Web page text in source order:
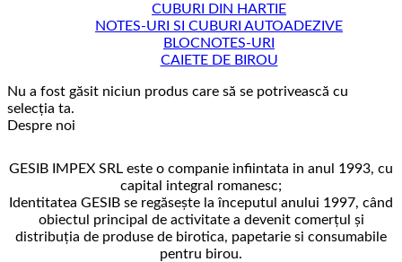
CUBURI DIN HARTIE
NOTES-URI SI CUBURI AUTOADEZIVE
BLOCNOTES-URI
CAIETE DE BIROU
Nu a fost găsit niciun produs care să se potrivească cu
selecția ta.
Despre noi
GESIB IMPEX SRL este o companie infiintata in anul 1993, cu
capital integral romanesc;
Identitatea GESIB se regăseşte la începutul anului 1997, când
obiectul principal de activitate a devenit comerţul şi
distribuţia de produse de birotica, papetarie si consumabile
pentru birou.